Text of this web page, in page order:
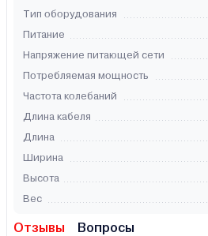
Тип оборудования
Питание
Напряжение питающей сети
Потребляемая мощность
Частота колебаний
Длина кабеля
Длина
Ширина
Высота
Вес
Отзывы Вопросы